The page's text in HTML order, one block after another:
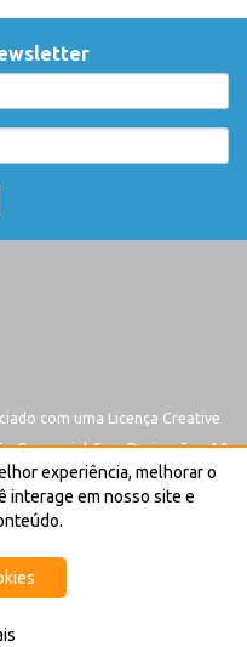
com uma Licença Creative
Comercial-Sem Derivações 4.0
experiência, melhorar o
interage em nosso site e